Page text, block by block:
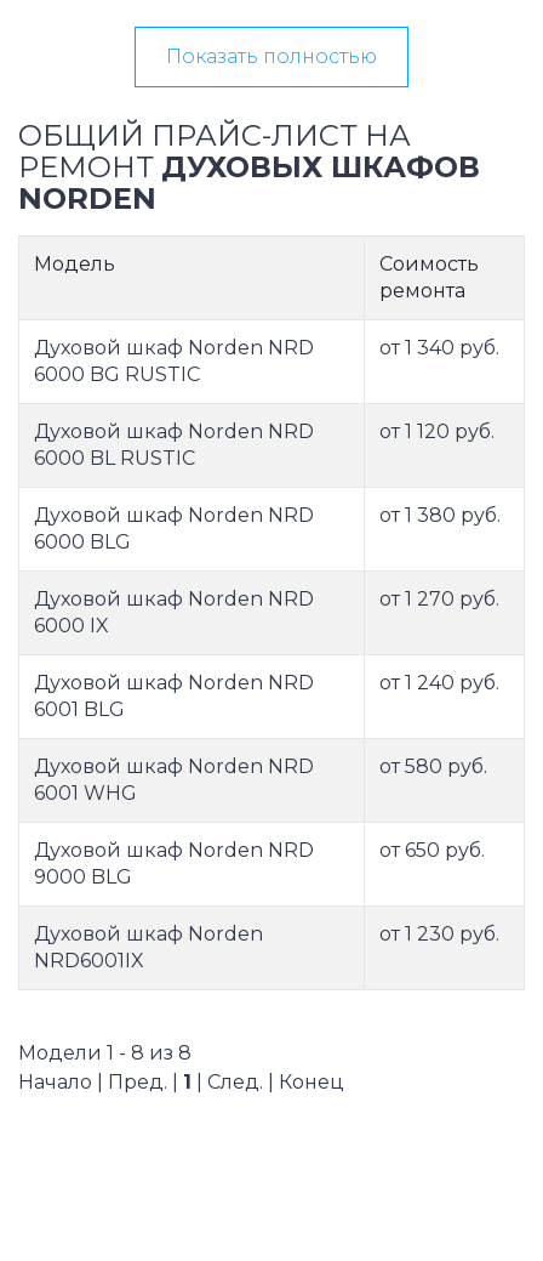
Показать полностью
ОБЩИЙ ПРАЙС-ЛИСТ НА
РЕМОНТ ДУХОВЫХ ШКАФОВ
NORDEN
Модель
Соимость
ремонта
Духовой шкаф Norden NRD
6000 BG RUSTIC
от 1 340 руб.
Духовой шкаф Norden NRD
6000 BL RUSTIC
от 1 120 руб.
Духовой шкаф Norden NRD
6000 BLG
от 1 380 руб.
Духовой шкаф Norden NRD
6000 IX
от 1 270 руб.
Духовой шкаф Norden NRD
6001 BLG
от 1 240 руб.
Духовой шкаф Norden NRD
6001 WHG
от 580 руб.
Духовой шкаф Norden NRD
9000 BLG
от 650 руб.
Духовой шкаф Norden
NRD6001IX
от 1 230 руб.
Модели 1 - 8 из 8
Начало | Пред. | 1 | След. | Конец